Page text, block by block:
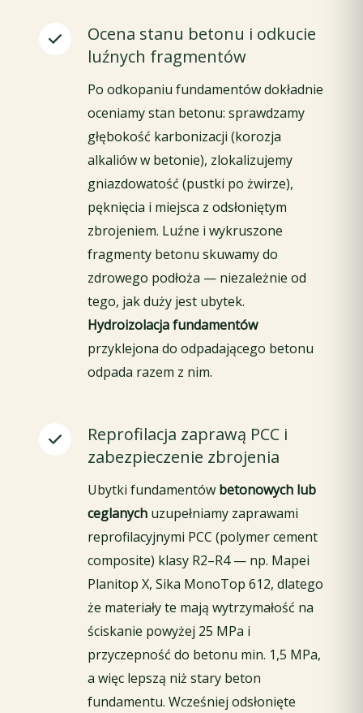
Ocena stanu betonu i odkucie
luźnych fragmentów
Po odkopaniu fundamentów dokładnie
oceniamy stan betonu: sprawdzamy
głębokość karbonizacji (korozja
alkaliów w betonie), zlokalizujemy
gniazdowatość (pustki po żwirze),
pęknięcia i miejsca z odsłoniętym
zbrojeniem. Luźne i wykruszone
fragmenty betonu skuwamy do
zdrowego podłoża — niezależnie od
tego, jak duży jest ubytek.
Hydroizolacja fundamentów
przyklejona do odpadającego betonu
odpada razem z nim.
Reprofilacja zaprawą PCC i
zabezpieczenie zbrojenia
Ubytki fundamentów betonowych lub
ceglanych uzupełniamy zaprawami
reprofilacyjnymi PCC (polymer cement
composite) klasy R2–R4 — np. Mapei
Planitop X, Sika MonoTop 612, dlatego
że materiały te mają wytrzymałość na
ściskanie powyżej 25 MPa i
przyczepność do betonu min. 1,5 MPa,
a więc lepszą niż stary beton
fundamentu. Wcześniej odsłonięte